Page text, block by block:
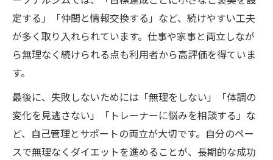
定する」「仲間と情報交換する」など、続けやすい工夫
が多く取り入れられています。仕事や家事と両立しなが
ら無理なく続けられる点も利用者から高評価を得ていま
す。
最後に、失敗しないためには「無理をしない」「体調の
変化を見逃さない」「トレーナーに悩みを相談する」な
ど、自己管理とサポートの両立が大切です。自分のペー
スで無理なくダイエットを進めることが、長期的な成功